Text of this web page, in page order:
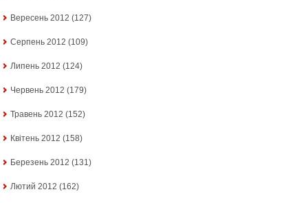
Вересень 2012 (127)
Серпень 2012 (109)
Липень 2012 (124)
Червень 2012 (179)
Травень 2012 (152)
Квітень 2012 (158)
Березень 2012 (131)
Лютий 2012 (162)